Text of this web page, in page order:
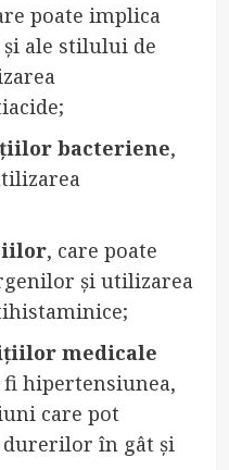
poate implica
ale stilului de
bacteriene,
, care poate
și utilizarea
medicale
fi hipertensiunea,
care pot
în gât și